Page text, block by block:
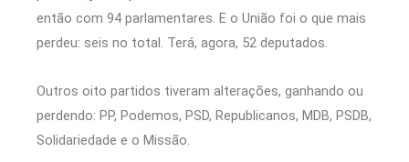
então com 94 parlamentares. E o União foi o que mais
perdeu: seis no total. Terá, agora, 52 deputados.
Outros oito partidos tiveram alterações, ganhando ou
perdendo: PP, Podemos, PSD, Republicanos, MDB, PSDB,
Solidariedade e o Missão.